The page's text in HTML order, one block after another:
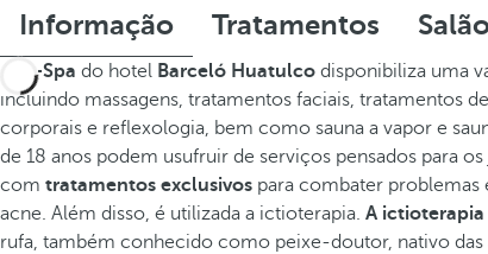
Informação Tratamentos
U-Spa do hotel Barceló Huatulco disponibiliza uma
incluindo massagens, tratamentos faciais, tratamentos
corporais e reflexologia, bem como sauna a vapor e
de 18 anos podem usufruir de serviços pensados para
com tratamentos exclusivos para combater
acne. Além disso, é utilizada a ictioterapia. A ictioterapia
rufa, também conhecido como peixe-doutor, nativo das